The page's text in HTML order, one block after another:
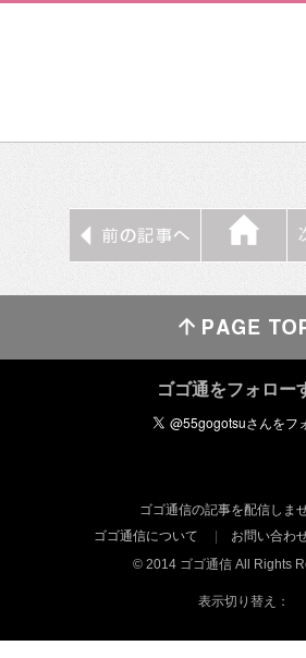
ゴゴ通をフォロー
ゴゴ通信の記事を配信しま
ゴゴ通信について
お問い合わ
© 2014 ゴゴ通信 All Rights
表示切り替え：